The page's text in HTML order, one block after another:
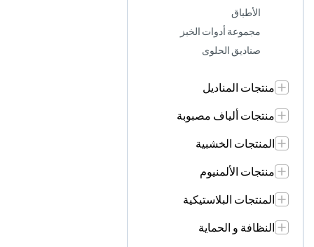
الأطباق
مجموعة أدوات الخبز
صناديق الحلوى
منتجات المناديل
منتجات ألياف مصبوبة
المنتجات الخشبية
منتجات الألمنيوم
المنتجات البلاستيكية
النظافة و الحماية